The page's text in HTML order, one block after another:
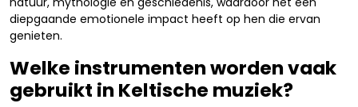
diepgaande emotionele impact heeft op hen die ervan
genieten.
Welke instrumenten worden vaak
gebruikt in Keltische muziek?